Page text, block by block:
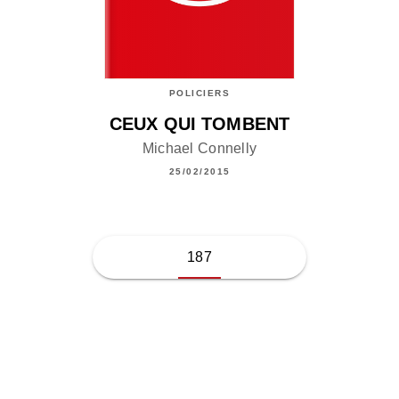
POLICIERS
CEUX QUI TOMBENT
Michael Connelly
25/02/2015
187